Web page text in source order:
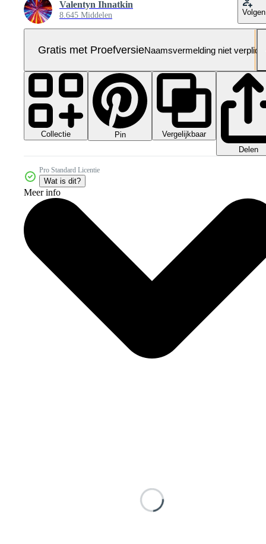
Valentyn Ihnatkin
8.645 Middelen Volgen
Gratis met ProefversieNaamsvermelding niet verplicht
Collectie Pin
Vergelijkbaar
Delen
Pro Standard Licentie
Wat is dit?
Meer info